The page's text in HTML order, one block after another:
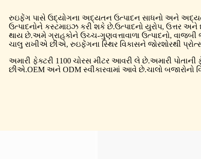
રુઇફેંગ પાસે ઉદ્યોગના અદ્યતન ઉત્પાદન સાધનો અને
ઉત્પાદનોને કસ્ટમાઇઝ કરી શકે છે.ઉત્પાદનો યુરોપ, ઉત્તર અને
થાય છે.અમે ગ્રાહકોને ઉચ્ચ-ગુણવત્તાવાળા ઉત્પાદનો,
ચાલુ રાખીએ છીએ, રુઇફેંગના સ્થિર વિકાસને જોરશોરથી
અમારી ફેક્ટરી 1100 ચોરસ મીટર આવરી લે છે.અમારી
છીએ.OEM અને ODM સ્વીકારવામાં આવે છે.ચાલો બજારોનો